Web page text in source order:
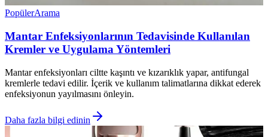
PopülerArama
Mantar Enfeksiyonlarının Tedavisinde Kullanılan
Kremler ve Uygulama Yöntemleri
Mantar enfeksiyonları ciltte kaşıntı ve kızarıklık yapar, antifungal
kremlerle tedavi edilir. İçerik ve kullanım talimatlarına dikkat ederek
enfeksiyonun yayılmasını önleyin.
Daha fazla bilgi edinin